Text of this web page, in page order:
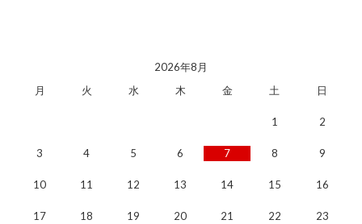
2026年8月
月
火 水 木 金 土 日
1 2
3 4 5 6 7 8 9
10 11 12 13 14 15 16
17 18 19 20 21 22 23